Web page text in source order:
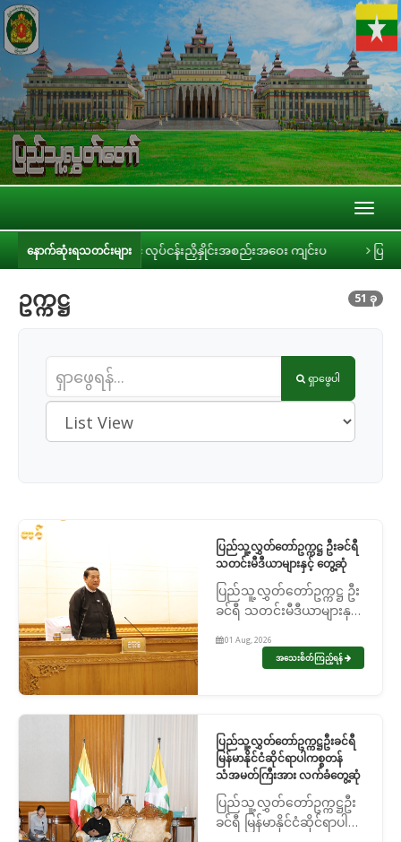
နောက်ဆုံးရသတင်းများ
းရအဖွဲ့တို့နှင့် လုပ်ငန်းညှိနှိုင်းအစည်းအဝေး ကျင်းပ ပြည်သူ့လွှတ်တော် လူင
ဥက္ကဋ္ဌ 51 ခု
ရှာဖွေပါ
ပြည်သူ့လွှတ်တော်ဥက္ကဋ္ဌ ဦးခင်ရီ
သတင်းမီဒီယာများနှင့် တွေ့ဆုံ
ပြည်သူ့လွှတ်တော်ဥက္ကဋ္ဌ ဦး
ခင်ရီ သတင်းမီဒီယာများနှင့်
01 Aug, 2026
အသေးစိတ်ကြည့်ရန်
ပြည်သူ့လွှတ်တော်ဥက္ကဋ္ဌဦးခင်ရီ
မြန်မာနိုင်ငံဆိုင်ရာပါကစ္စတန်
သံအမတ်ကြီးအား လက်ခံတွေ့ဆုံ
ပြည်သူ့လွှတ်တော်ဥက္ကဋ္ဌဦး
ခင်ရီ မြန်မာနိုင်ငံဆိုင်ရာပါက